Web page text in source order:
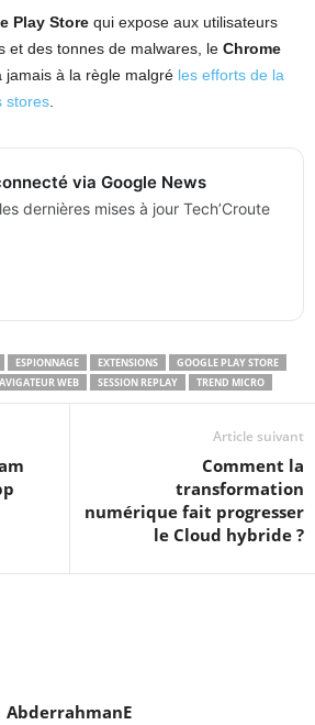
Play Store qui expose aux utilisateurs
et des tonnes de malwares, le Chrome
jamais à la règle malgré les efforts de la
stores
via Google News
dernières mises à jour Tech’Croute
ESPIONNAGE EXTENSIONS
GOOGLE PLAY STORE
WEB SESSION REPLAY TREND MICRO
Article suivant
Comment la
transformation
numérique fait progresser
le Cloud hybride ?
AbderrahmanE